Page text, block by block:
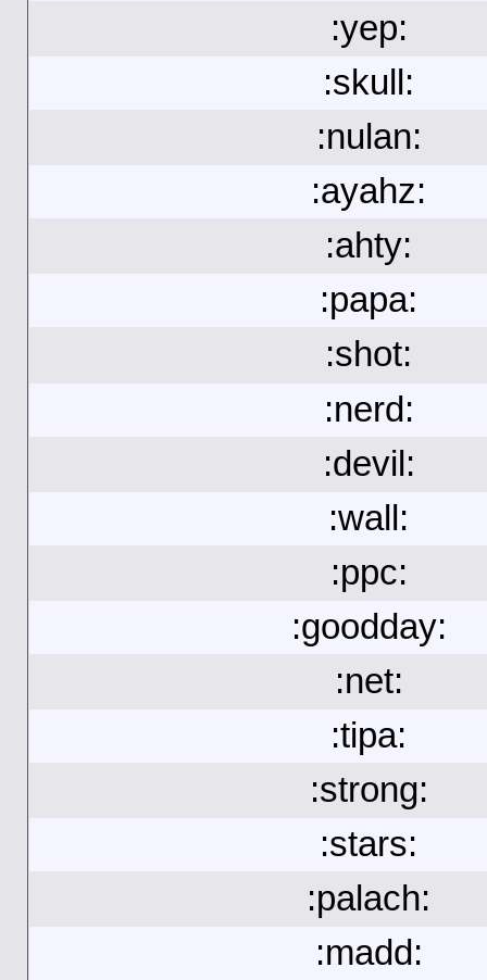
:yep:
:skull:
:nulan:
:ayahz:
:ahty:
:papa:
:shot:
:nerd:
:devil:
:wall:
:ppc:
:goodday:
:net:
:tipa:
:strong:
:stars:
:palach:
:madd: